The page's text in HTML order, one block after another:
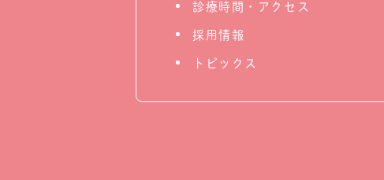
診療時間・アクセス
採用情報
トピックス